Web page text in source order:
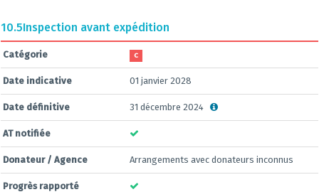
10.5Inspection avant expédition
Catégorie C
Date indicative 01 janvier 2028
Date définitive 31 décembre 2024
AT notifiée
Donateur / Agence Arrangements avec donateurs inconnus
Progrès rapporté